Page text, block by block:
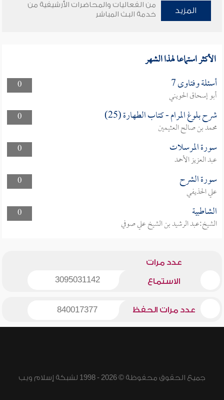
المزيد
من الفعاليات والمحاضرات الأرشيفية من
خدمة البث المباشر
الأكثر استماعا لهذا الشهر
0 أسئلة وفتاوى 7
أبو إسحاق الحويني
0
شرح بلوغ المرام - كتاب الطهارة (25)
محمد بن صالح العثيمين
0
سورة المرسلات
عبد العزيز الأحمد
0
سورة الشرح
علي الحذيفي
0
الشاطبية
الشيخ:عبد الرشيد بن الشيخ علي صوفي
عدد مرات
الاستماع 3095031142
عدد مرات الحفظ 840017377
جميع الحقوق محفوظة © 2026 - 1998 لشبكة إسلام ويب